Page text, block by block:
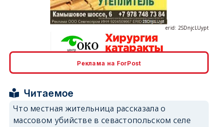
Реклама на ForPost
Читаемое
Что местная жительница рассказала о
массовом убийстве в севастопольском селе